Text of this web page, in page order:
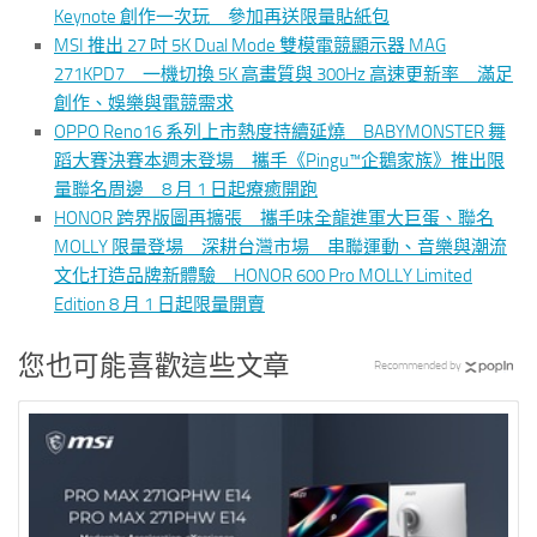
Keynote 創作一次玩 參加再送限量貼紙包
MSI 推出 27 吋 5K Dual Mode 雙模電競顯示器 MAG
271KPD7 一機切換 5K 高畫質與 300Hz 高速更新率 滿足
創作、娛樂與電競需求
OPPO Reno16 系列上市熱度持續延燒 BABYMONSTER 舞
蹈大賽決賽本週末登場 攜手《Pingu™企鵝家族》推出限
量聯名周邊 8 月 1 日起療癒開跑
HONOR 跨界版圖再擴張 攜手味全龍進軍大巨蛋、聯名
MOLLY 限量登場 深耕台灣市場 串聯運動、音樂與潮流
文化打造品牌新體驗 HONOR 600 Pro MOLLY Limited
Edition 8 月 1 日起限量開賣
您也可能喜歡這些文章 Recommended by